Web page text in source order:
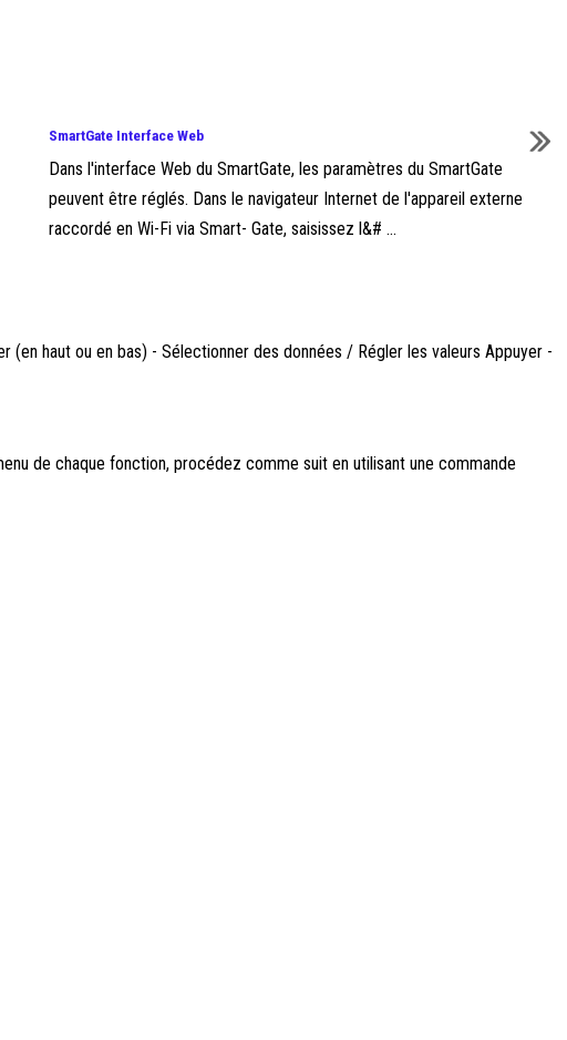
SmartGate Interface Web
Dans l'interface Web du SmartGate, les paramètres du SmartGate
peuvent être réglés. Dans le navigateur Internet de l'appareil externe
raccordé en Wi-Fi via Smart- Gate, saisissez l&# ...
haut ou en bas) - Sélectionner des données / Régler les valeurs Appuyer -
de chaque fonction, procédez comme suit en utilisant une commande